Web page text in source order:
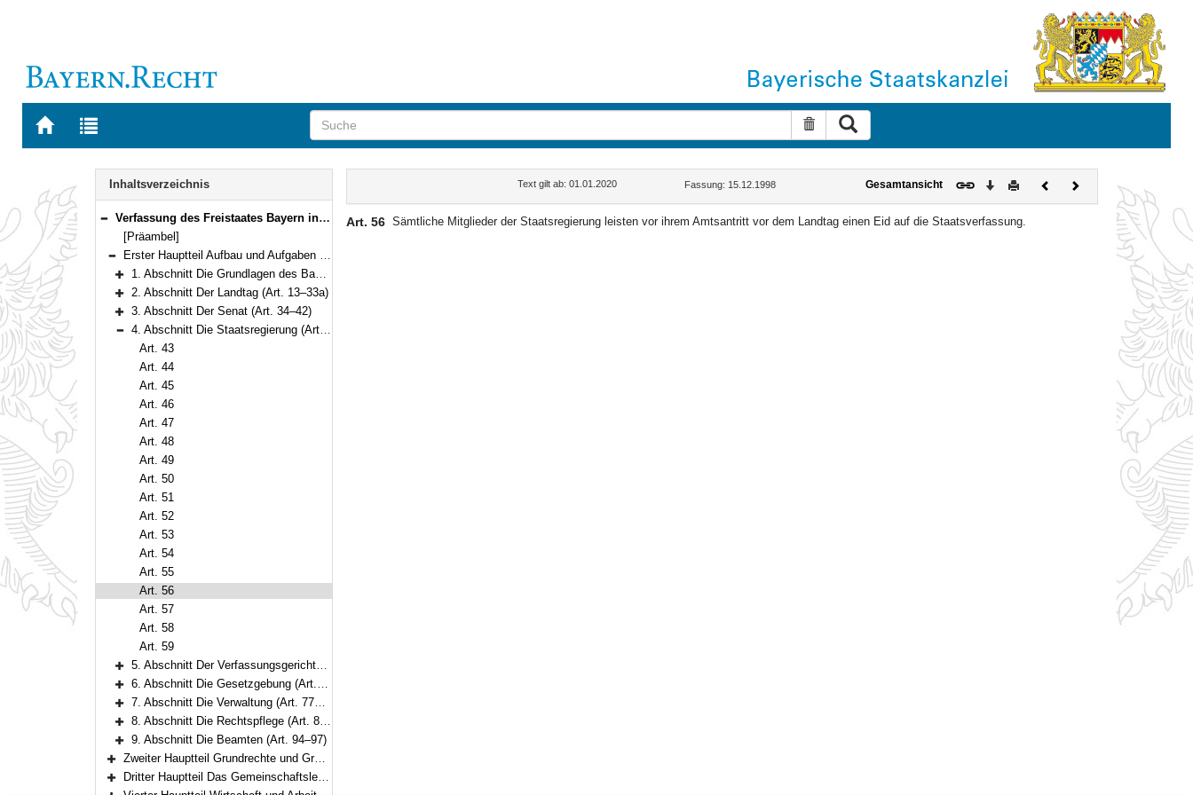
Zur
BAYERN.RECHT
Zur
letzten
Suche zurücksetzen
Navigation
Inhaltsverzeichnis
Bereich reduzieren
Verfassung des Freistaates Bayern in der Fassung der Bekanntmachung vom 15. Dezember 1998 (GVBl. S. 991, 992) BayRS 100-1-I (Art. 1–188)
[Präambel]
Bereich reduzieren
Erster Hauptteil Aufbau und Aufgaben des Staates (Art. 1–97)
Bereich erweitern
1. Abschnitt Die Grundlagen des Bayerischen Staates (Art. 1–12)
Bereich erweitern
2. Abschnitt Der Landtag (Art. 13–33a)
Bereich erweitern
3. Abschnitt Der Senat (Art. 34–42)
Bereich reduzieren
4. Abschnitt Die Staatsregierung (Art. 43–59)
Art. 43
Art. 44
Art. 45
Art. 46
Art. 47
Art. 48
Art. 49
Art. 50
Art. 51
Art. 52
Art. 53
Art. 54
Art. 55
Art. 56
Art. 57
Art. 58
Art. 59
Bereich erweitern
5. Abschnitt Der Verfassungsgerichtshof (Art. 60–69)
Bereich erweitern
6. Abschnitt Die Gesetzgebung (Art. 70–76)
Bereich erweitern
7. Abschnitt Die Verwaltung (Art. 77–83)
Bereich erweitern
8. Abschnitt Die Rechtspflege (Art. 84–93)
Bereich erweitern
9. Abschnitt Die Beamten (Art. 94–97)
Bereich erweitern
Zweiter Hauptteil Grundrechte und Grundpflichten (Art. 98–123)
Bereich erweitern
Dritter Hauptteil Das Gemeinschaftsleben (Art. 124–150)
Text gilt ab: 01.01.2020 Fassung: 15.12.1998 Gesamtansicht Download
DruckenVorherigesNächstes
Dokument
Art. 56 Sämtliche Mitglieder der Staatsregierung leisten vor ihrem Amtsantritt vor dem Landtag einen Eid auf die Staatsverfassung.